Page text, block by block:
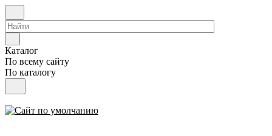
Каталог
По всему сайту
По каталогу